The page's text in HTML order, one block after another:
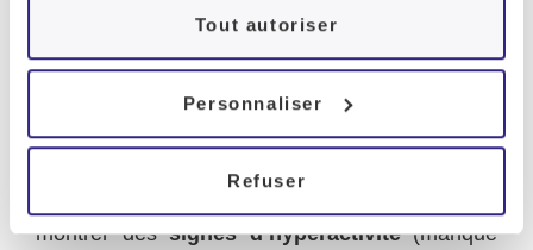
Tout autoriser
Personnaliser
Refuser
l’enfant. En cause : le cerveau qui ne reçoit pas
le taux d’oxygène nécessaire à sa maturation.
Les effets de ce manque peuvent ensuite se
répercuter sur les performances scolaires de
l’enfant. De plus, afin de compenser sa
montrer dessignes d’hyperactivité(manque